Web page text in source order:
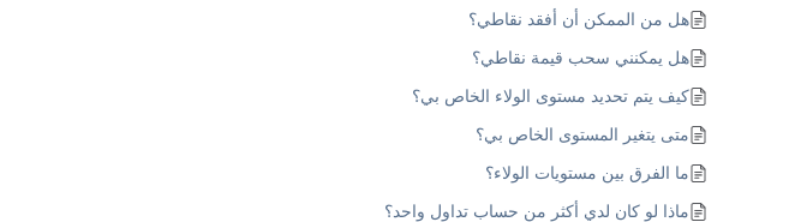
هل من الممكن أن أفقد نقاطي؟
هل يمكنني سحب قيمة نقاطي؟
كيف يتم تحديد مستوى الولاء الخاص بي؟
متى يتغير المستوى الخاص بي؟
ما الفرق بين مستويات الولاء؟
ماذا لو كان لدي أكثر من حساب تداول واحد؟